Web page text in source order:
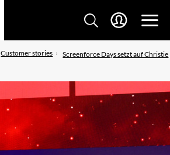
Customer stories Screenforce Days setzt auf Christie